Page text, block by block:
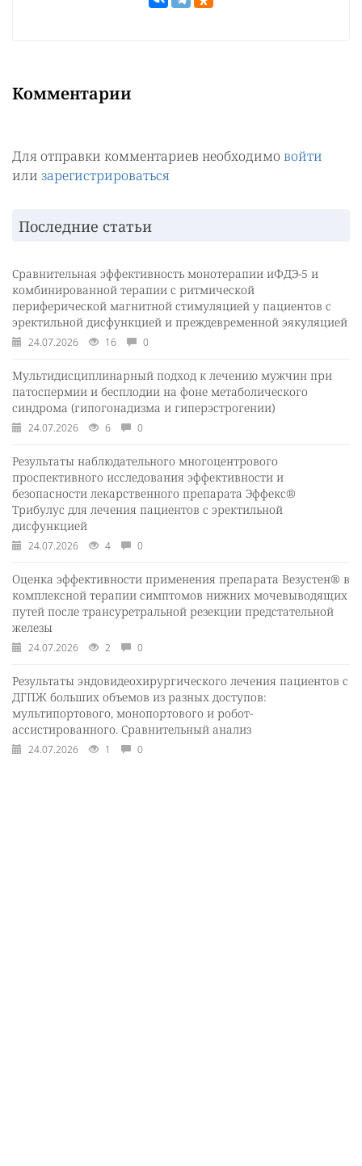
Комментарии
Для отправки комментариев необходимо войти
или зарегистрироваться
Последние статьи
Сравнительная эффективность монотерапии иФДЭ-5 и
комбинированной терапии с ритмической
периферической магнитной стимуляцией у пациентов с
эректильной дисфункцией и преждевременной эякуляцией
24.07.2026 16 0
Мультидисциплинарный подход к лечению мужчин при
патоспермии и бесплодии на фоне метаболического
синдрома (гипогонадизма и гиперэстрогении)
24.07.2026 6 0
Результаты наблюдательного многоцентрового
проспективного исследования эффективности и
безопасности лекарственного препарата Эффекс®
Трибулус для лечения пациентов с эректильной
дисфункцией
24.07.2026 4 0
Оценка эффективности применения препарата Везустен® в
комплексной терапии симптомов нижних мочевыводящих
путей после трансуретральной резекции предстательной
железы
24.07.2026 2 0
Результаты эндовидеохирургического лечения пациентов с
ДГПЖ больших объемов из разных доступов:
мультипортового, монопортового и робот-
ассистированного. Сравнительный анализ
24.07.2026 1 0